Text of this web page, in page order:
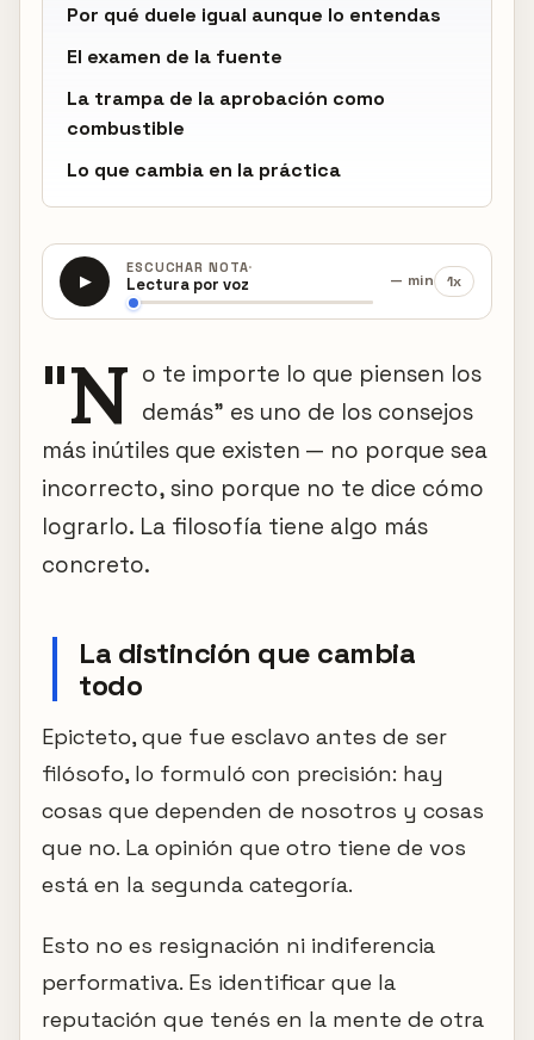
Por qué duele igual aunque lo entendas
El examen de la fuente
La trampa de la aprobación como
combustible
Lo que cambia en la práctica
▶
ESCUCHAR NOTA·
Lectura por voz
— min 1x
"N o te importe lo que piensen los
demás" es uno de los consejos
más inútiles que existen — no porque sea
incorrecto, sino porque no te dice cómo
lograrlo. La filosofía tiene algo más
concreto.
La distinción que cambia
todo
Epicteto, que fue esclavo antes de ser
filósofo, lo formuló con precisión: hay
cosas que dependen de nosotros y cosas
que no. La opinión que otro tiene de vos
está en la segunda categoría.
Esto no es resignación ni indiferencia
performativa. Es identificar que la
reputación que tenés en la mente de otra